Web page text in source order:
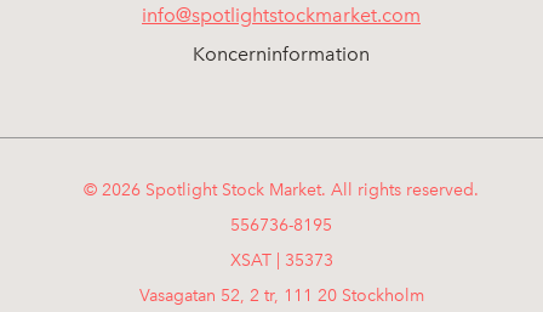
info@spotlightstockmarket.com
Koncerninformation
© 2026 Spotlight Stock Market. All rights reserved.
556736-8195
XSAT | 35373
Vasagatan 52, 2 tr, 111 20 Stockholm